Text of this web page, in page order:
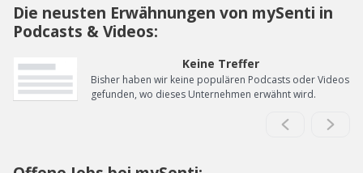
Die neusten Erwähnungen von mySenti in
Podcasts & Videos:
Keine Treffer
Bisher haben wir keine populären Podcasts oder Videos
gefunden, wo dieses Unternehmen erwähnt wird.